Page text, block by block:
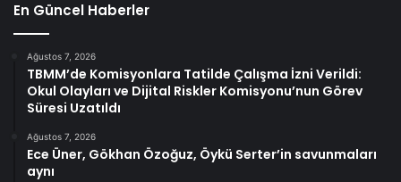
En Güncel Haberler
Ağustos 7, 2026
TBMM’de Komisyonlara Tatilde Çalışma İzni Verildi:
Okul Olayları ve Dijital Riskler Komisyonu’nun Görev
Süresi Uzatıldı
Ağustos 7, 2026
Ece Üner, Gökhan Özoğuz, Öykü Serter’in savunmaları
aynı